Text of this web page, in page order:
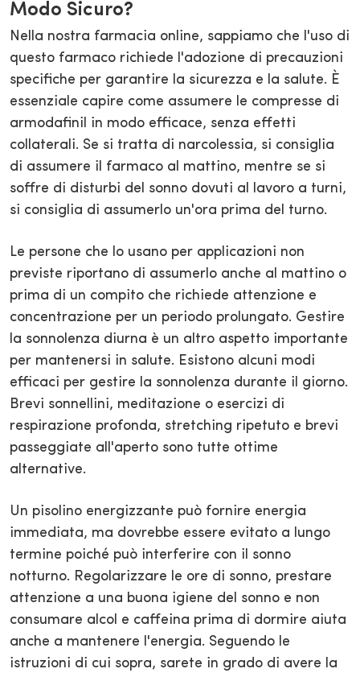
Modo Sicuro?
Nella nostra farmacia online, sappiamo che l'uso di
questo farmaco richiede l'adozione di precauzioni
specifiche per garantire la sicurezza e la salute. È
essenziale capire come assumere le compresse di
armodafinil in modo efficace, senza effetti
collaterali. Se si tratta di narcolessia, si consiglia
di assumere il farmaco al mattino, mentre se si
soffre di disturbi del sonno dovuti al lavoro a turni,
si consiglia di assumerlo un'ora prima del turno.
Le persone che lo usano per applicazioni non
previste riportano di assumerlo anche al mattino o
prima di un compito che richiede attenzione e
concentrazione per un periodo prolungato. Gestire
la sonnolenza diurna è un altro aspetto importante
per mantenersi in salute. Esistono alcuni modi
efficaci per gestire la sonnolenza durante il giorno.
Brevi sonnellini, meditazione o esercizi di
respirazione profonda, stretching ripetuto e brevi
passeggiate all'aperto sono tutte ottime
alternative.
Un pisolino energizzante può fornire energia
immediata, ma dovrebbe essere evitato a lungo
termine poiché può interferire con il sonno
notturno. Regolarizzare le ore di sonno, prestare
attenzione a una buona igiene del sonno e non
consumare alcol e caffeina prima di dormire aiuta
anche a mantenere l'energia. Seguendo le
istruzioni di cui sopra, sarete in grado di avere la